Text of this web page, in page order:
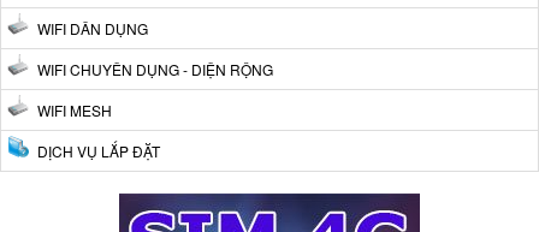
WIFI DÂN DỤNG
WIFI CHUYÊN DỤNG - DIỆN RỘNG
WIFI MESH
DỊCH VỤ LẮP ĐẶT